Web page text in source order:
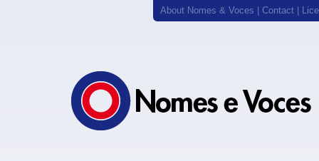
About Nomes & Voces Contact